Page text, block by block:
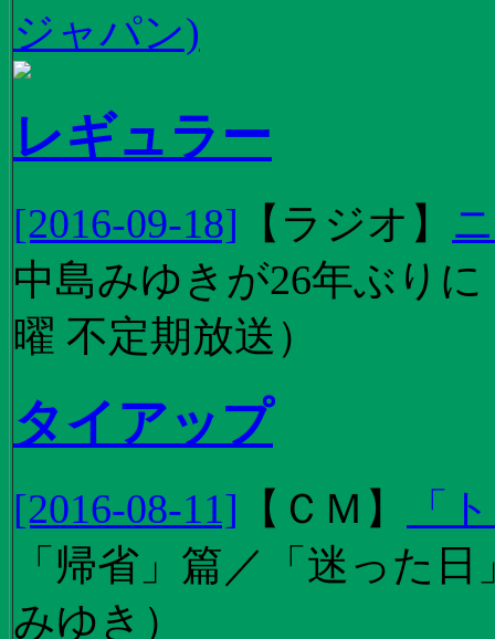
ジャパン)
レギュラー
[2016-09-18] 【 ラジオ 】
中島みゆきが26年ぶり
曜 不定期放送）
タイアップ
[2016-08-11] 【 ＣＭ 】
「
「帰省」篇／「迷った
みゆき）